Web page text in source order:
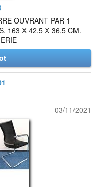
OUVRANT PAR 1
163 X 42,5 X 36,5 CM.
03/11/2021